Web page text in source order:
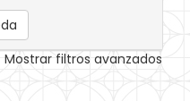
Mostrar filtros avanzados